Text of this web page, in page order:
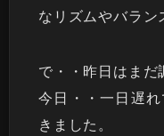
なリズムやバラン
で・・昨日はま
今日・・一日遅
きました。